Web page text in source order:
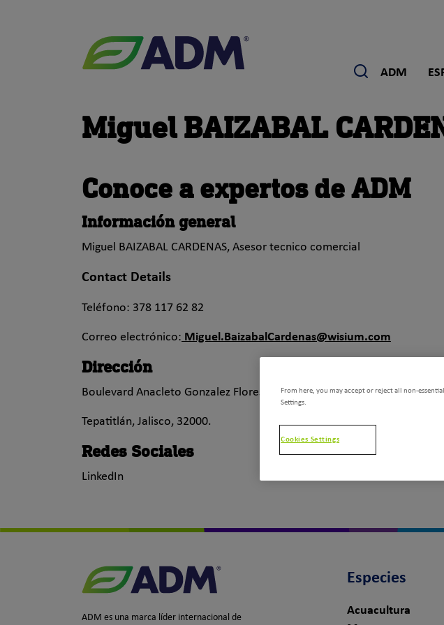
Buscar
ADM
Miguel BAIZABAL
Conoce a expertos de ADM
Información general
Miguel BAIZABAL CARDENAS, Asesor tecnico comercial
Contact Details
Teléfono: 378 117 62 82
Correo electrónico: Miguel.BaizabalCardenas@wisium.com
Dirección
Boulevard Anacleto Gonzalez Flores No. 359, Colonia Centro
Tepatitlán, Jalisco, 32000.
Redes Sociales
LinkedIn
ADM es una marca líder internacional de
Especies
Acuacultura
From here, you may accept or reject all non-
Settings.
Cookies Settings